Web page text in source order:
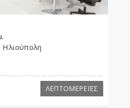
ΛΕΠΤΟΜΕΡΕΙΕΣ